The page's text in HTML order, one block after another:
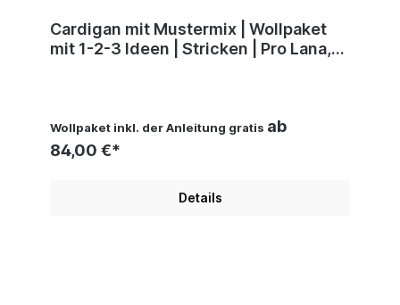
Cardigan mit Mustermix | Wollpaket
mit 1-2-3 Ideen | Stricken | Pro Lana,
Wollpaket inkl. der Anleitung gratis ab
84,00 €*
Details